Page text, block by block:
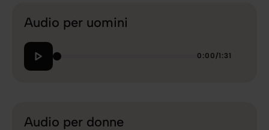
Audio per uomini
0:00/1:31
Audio per donne